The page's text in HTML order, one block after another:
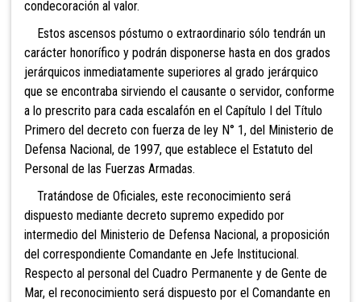
condecoración al valor.
Estos ascensos póstumo o extraordinario sólo tendrán un
carácter honorífico y podrán disponerse hasta en dos grados
jerárquicos inmediatamente superiores al grado jerárquico
que se encontraba sirviendo el causante o servidor, conforme
a lo prescrito para cada escalafón en el Capítulo I del Título
Primero del decreto con fuerza de ley N° 1, del Ministerio de
Defensa Nacional, de 1997, que establece el Estatuto del
Personal de las Fuerzas Armadas.
Tratándose de Oficiales, este reconocimiento será
dispuesto mediante decreto supremo expedido por
intermedio del Ministerio de Defensa Nacional, a proposición
del correspondiente Comandante en Jefe Institucional.
Respecto al personal del Cuadro Permanente y de Gente de
Mar, el reconocimiento será dispuesto por el Comandante en